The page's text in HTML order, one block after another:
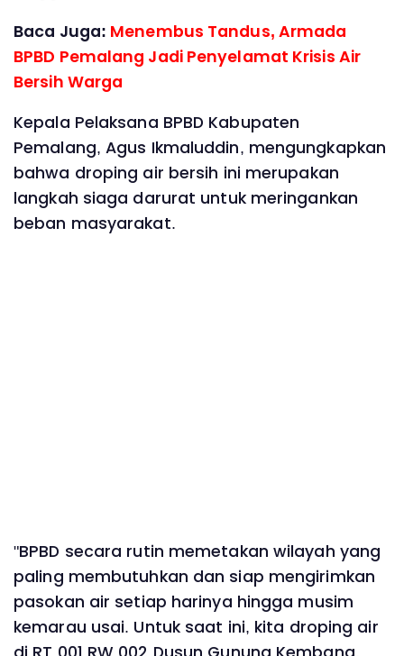
Baca Juga: Menembus Tandus, Armada
BPBD Pemalang Jadi Penyelamat Krisis Air
Bersih Warga
Kepala Pelaksana BPBD Kabupaten
Pemalang, Agus Ikmaluddin, mengungkapkan
bahwa droping air bersih ini merupakan
langkah siaga darurat untuk meringankan
beban masyarakat.
"BPBD secara rutin memetakan wilayah yang
paling membutuhkan dan siap mengirimkan
pasokan air setiap harinya hingga musim
kemarau usai. Untuk saat ini, kita droping air